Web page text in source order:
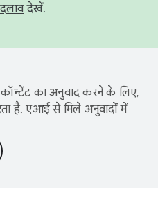
देखें.
का अनुवाद करने के लिए,
है. एआई से मिले अनुवादों में